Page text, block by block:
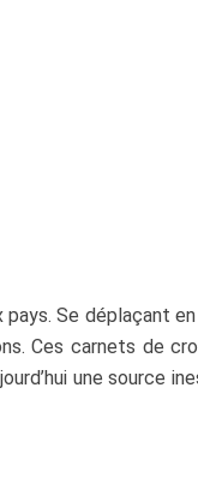
Se déplaçant
Ces carnets de
une source